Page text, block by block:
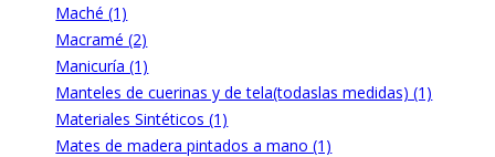
Maché (1)
Macramé (2)
Manicuría (1)
Manteles de cuerinas y de tela(todaslas medidas) (1)
Materiales Sintéticos (1)
Mates de madera pintados a mano (1)